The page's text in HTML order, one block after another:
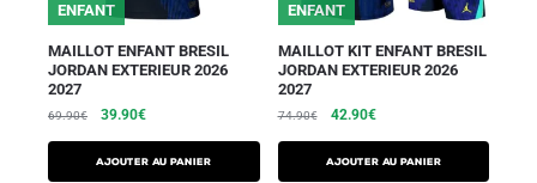
ENFANT
MAILLOT ENFANT BRESIL
JORDAN EXTERIEUR 2026
2027
69.90€ 39.90€
AJOUTER AU PANIER
ENFANT
MAILLOT KIT ENFANT BRESIL
JORDAN EXTERIEUR 2026
2027
74.90€ 42.90€
AJOUTER AU PANIER